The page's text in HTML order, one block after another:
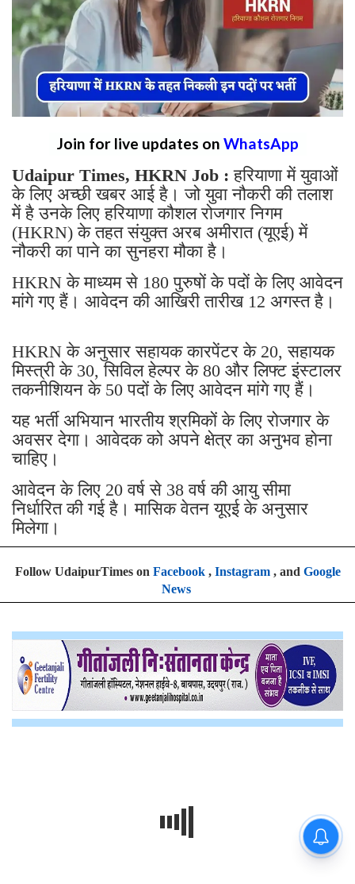
Join for live updates on WhatsApp
Udaipur Times, HKRN Job : हरियाणा में युवाओं
के लिए अच्छी खबर आई है। जो युवा नौकरी की तलाश
में है उनके लिए हरियाणा कौशल रोजगार निगम
(HKRN) के तहत संयुक्त अरब अमीरात (यूएई) में
नौकरी का पाने का सुनहरा मौका है।
HKRN के माध्यम से 180 पुरुषों के पदों के लिए आवेदन
मांगे गए हैं। आवेदन की आखिरी तारीख 12 अगस्त है।
HKRN के अनुसार सहायक कारपेंटर के 20, सहायक
मिस्त्री के 30, सिविल हेल्पर के 80 और लिफ्ट इंस्टालर
तकनीशियन के 50 पदों के लिए आवेदन मांगे गए हैं।
यह भर्ती अभियान भारतीय श्रमिकों के लिए रोजगार के
अवसर देगा। आवेदक को अपने क्षेत्र का अनुभव हाेना
चाहिए।
आवेदन के लिए 20 वर्ष से 38 वर्ष की आयु सीमा
निर्धारित की गई है। मासिक वेतन यूएई के अनुसार
मिलेगा।
Follow UdaipurTimes on Facebook, Instagram, and Google
News